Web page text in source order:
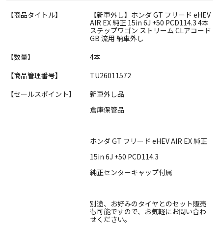
【商品タイトル】
【新車外し】ホンダ GT フリード eHEV
AIR EX 純正 15in 6J +50 PCD114.3 4本
ステップワゴン ストリーム CLアコード
GB 流用 納車外し
【数量】
4本
【商品管理番号】
TU26011572
【セールスポイント】
新車外し品
倉庫保管品
ホンダ GT フリード eHEV AIR EX 純正
15in 6J +50 PCD114.3
純正センターキャップ付属
別途、お好みのタイヤとのセット販売
も可能ですので、お気軽にお問い合わ
せください。